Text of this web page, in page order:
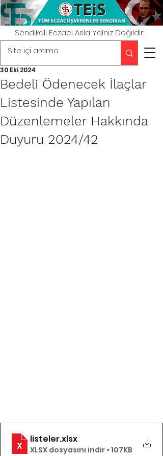
Sendikalı Eczacı Asla Yalnız Değildir.
Bedeli Ödenecek İlaçlar
Listesinde Yapılan
Düzenlemeler Hakkında
Duyuru 2024/42
30 Eki 2024
listeler.xlsx
XLSX dosyasını indir • 107KB